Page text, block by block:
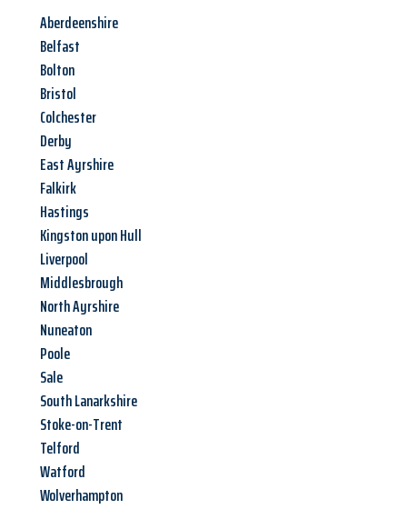
Aberdeenshire
Belfast
Bolton
Bristol
Colchester
Derby
East Ayrshire
Falkirk
Hastings
Kingston upon Hull
Liverpool
Middlesbrough
North Ayrshire
Nuneaton
Poole
Sale
South Lanarkshire
Stoke-on-Trent
Telford
Watford
Wolverhampton